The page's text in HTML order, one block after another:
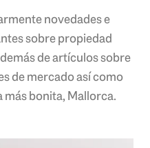
novedades e
sobre propiedad
de artículos sobre
de mercado así como
bonita, Mallorca.